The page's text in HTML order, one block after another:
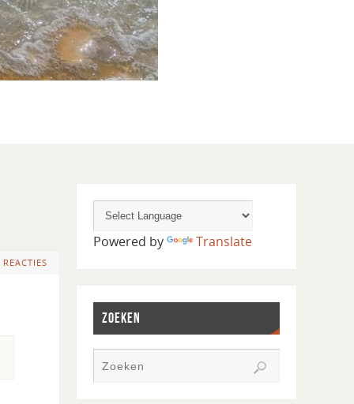
REACTIES
Powered by Translate
ZOEKEN